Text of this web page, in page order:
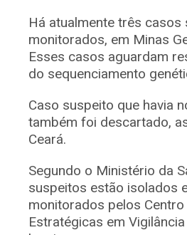
Há atualmente três casos
monitorados, em Minas
Esses casos aguardam
do sequenciamento
Caso suspeito que havia
também foi descartado,
Ceará.
Segundo o Ministério da
suspeitos estão isolados
monitorados pelos
Estratégicas em Vigilância